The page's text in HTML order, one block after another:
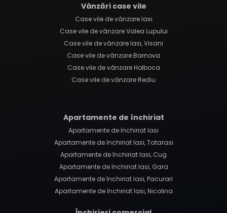
Vânzări case vile
Case vile de vânzare Iasi
Case vile de vânzare Valea Lupului
Case vile de vânzare Iasi, Visani
Case vile de vânzare Barnova
Case vile de vânzare Holboca
Case vile de vânzare Rediu
Apartamente de închiriat
Apartamente de închiriat Iasi
Apartamente de închiriat Iasi, Tatarasi
Apartamente de închiriat Iasi, Cug
Apartamente de închiriat Iasi, Gara
Apartamente de închiriat Iasi, Pacurari
Apartamente de închiriat Iasi, Nicolina